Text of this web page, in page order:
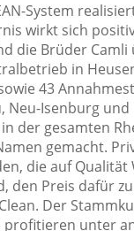
System
wirkt sich
die Brüder Camli
in
43
Neu-Isenburg
der gesamten
gemacht.
die auf Qualität
den Preis dafür
Der
profitieren unter